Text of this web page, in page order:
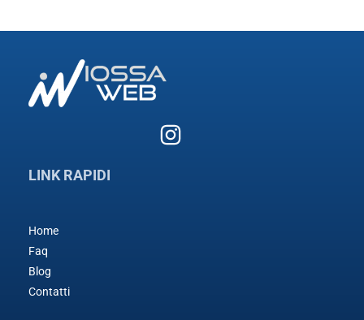
LINK RAPIDI
Home
Faq
Blog
Contatti